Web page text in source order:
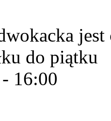
jest
do piątku
16:00